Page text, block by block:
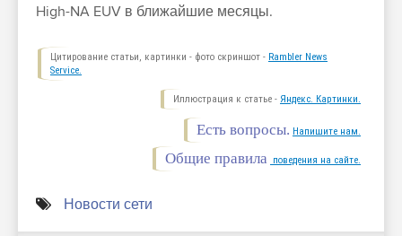
High-NA EUV в ближайшие месяцы.
Цитирование статьи, картинки - фото скриншот - Rambler News
Service.
Иллюстрация к статье - Яндекс. Картинки.
Есть вопросы. Напишите нам.
Общие правила поведения на сайте.
Новости сети